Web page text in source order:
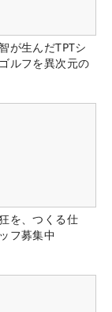
が生んだTPTシ
ルフを異次元の
を、つくる仕
フ募集中